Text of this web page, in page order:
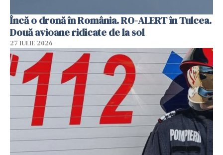
Încă o dronă în România. RO-ALERT în Tulcea.
Două avioane ridicate de la sol
27 IULIE 2026